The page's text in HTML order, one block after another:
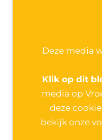
Deze media
Klik op dit
media op
deze
bekijk onze